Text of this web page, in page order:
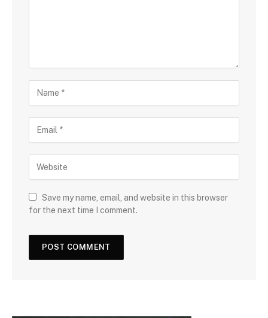
Save my name, email, and website in this browser
for the next time I comment.